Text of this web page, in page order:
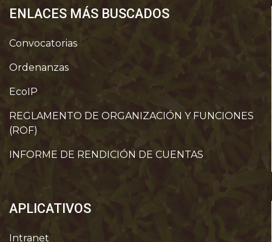
ENLACES MÁS BUSCADOS
Convocatorias
Ordenanzas
EcoIP
REGLAMENTO DE ORGANIZACIÓN Y FUNCIONES
(ROF)
INFORME DE RENDICIÓN DE CUENTAS
APLICATIVOS
Intranet